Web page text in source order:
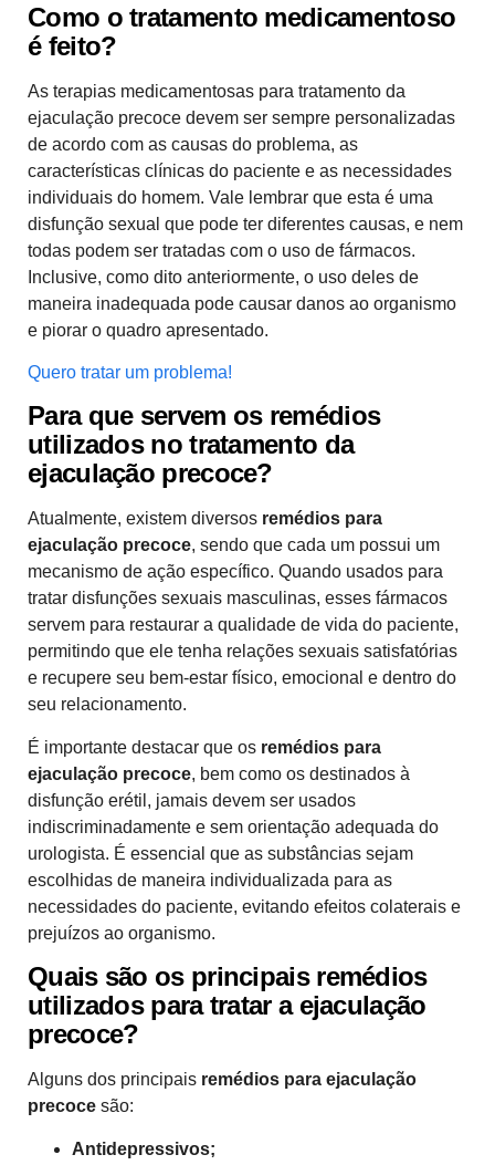
Como o tratamento medicamentoso
é feito?
As terapias medicamentosas para tratamento da
ejaculação precoce devem ser sempre personalizadas
de acordo com as causas do problema, as
características clínicas do paciente e as necessidades
individuais do homem. Vale lembrar que esta é uma
disfunção sexual que pode ter diferentes causas, e nem
todas podem ser tratadas com o uso de fármacos.
Inclusive, como dito anteriormente, o uso deles de
maneira inadequada pode causar danos ao organismo
e piorar o quadro apresentado.
Quero tratar um problema!
Para que servem os remédios
utilizados no tratamento da
ejaculação precoce?
Atualmente, existem diversos remédios para
ejaculação precoce, sendo que cada um possui um
mecanismo de ação específico. Quando usados para
tratar disfunções sexuais masculinas, esses fármacos
servem para restaurar a qualidade de vida do paciente,
permitindo que ele tenha relações sexuais satisfatórias
e recupere seu bem-estar físico, emocional e dentro do
seu relacionamento.
É importante destacar que os remédios para
ejaculação precoce, bem como os destinados à
disfunção erétil, jamais devem ser usados
indiscriminadamente e sem orientação adequada do
urologista. É essencial que as substâncias sejam
escolhidas de maneira individualizada para as
necessidades do paciente, evitando efeitos colaterais e
prejuízos ao organismo.
Quais são os principais remédios
utilizados para tratar a ejaculação
precoce?
Alguns dos principais remédios para ejaculação
precoce são:
Antidepressivos;